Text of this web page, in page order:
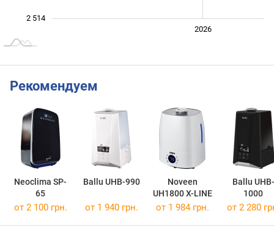
2 514
2026
Рекомендуем
Neoclima SP-
65
Ballu UHB-990
Noveen
UH1800 X-LINE
Ballu UHB-
1000
от 2 100 грн. от 1 940 грн. от 1 984 грн. от 2 280